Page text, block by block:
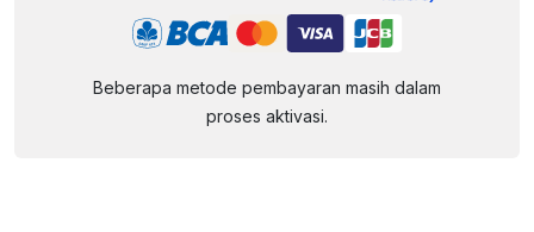
Beberapa metode pembayaran masih dalam
proses aktivasi.